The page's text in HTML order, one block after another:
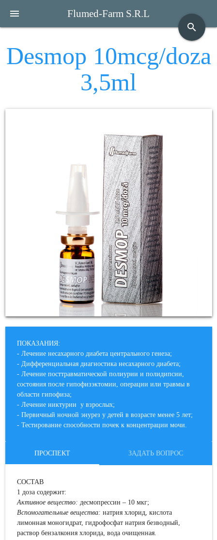
menu
Flumed-Farm S.R.L
search
Desmop 10mcg/doza
3,5ml
ПОКАЗАНИЯ:
- Лечение несахарного диабета центрального генеза;
- Дифференциальная диагностика несахарного диабета;
- Лечение посттравматической полиурии и полидипсии,
состояния после гипофизэктомии, операции или травмы в
области гипофиза;
- Лечение никтурии у взрослых;
- Первичный ночной энурез у детей в возрасте менее 5 лет;
- Тестирование способности почек к концентрации мочи.
ПРОСПЕКТ ЗАДАТЬ ВОПРОС
СОСТАВ
1 доза содержит:
Активное вещество: десмопрессин – 10 мкг;
Вспомогательные вещества: натрия хлорид, кислота
лимонная моногидрат, гидрофосфат натрия безводный,
раствор бензалкония хлорида, вода очищенная.